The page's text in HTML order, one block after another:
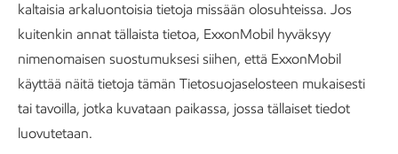
kaltaisia arkaluontoisia tietoja missään olosuhteissa. Jos
kuitenkin annat tällaista tietoa, ExxonMobil hyväksyy
nimenomaisen suostumuksesi siihen, että ExxonMobil
käyttää näitä tietoja tämän Tietosuojaselosteen mukaisesti
tai tavoilla, jotka kuvataan paikassa, jossa tällaiset tiedot
luovutetaan.